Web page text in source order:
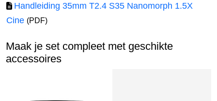
Handleiding 35mm T2.4 S35 Nanomorph 1.5X
Cine (PDF)
Maak je set compleet met geschikte
accessoires